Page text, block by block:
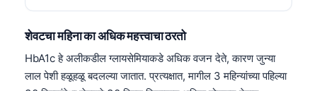
शेवटचा महिना का अधिक महत्त्वाचा ठरतो
HbA1c हे अलीकडील ग्लायसेमियाकडे अधिक वजन देते, कारण जुन्या
लाल पेशी हळूहळू बदलल्या जातात. प्रत्यक्षात, मागील 3 महिन्यांच्या पहिल्या